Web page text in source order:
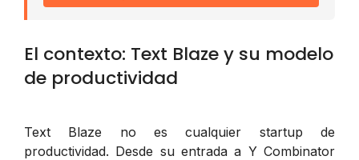
El contexto: Text Blaze y su modelo
de productividad
Text Blaze no es cualquier startup de
productividad. Desde su entrada a Y Combinator